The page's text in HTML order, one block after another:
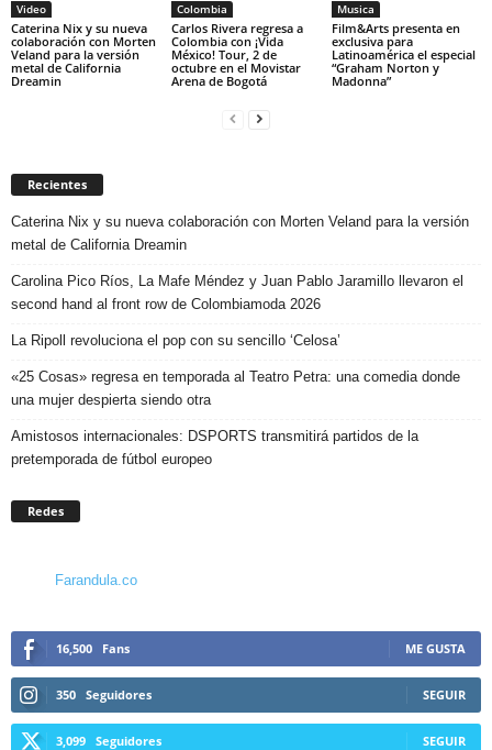
Video
Caterina Nix y su nueva
colaboración con Morten
Veland para la versión
metal de California
Dreamin
Colombia
Carlos Rivera regresa a
Colombia con ¡Vida
México! Tour, 2 de
octubre en el Movistar
Arena de Bogotá
Musica
Film&Arts presenta en
exclusiva para
Latinoamérica el especial
“Graham Norton y
Madonna”
Recientes
Caterina Nix y su nueva colaboración con Morten Veland para la versión
metal de California Dreamin
Carolina Pico Ríos, La Mafe Méndez y Juan Pablo Jaramillo llevaron el
second hand al front row de Colombiamoda 2026
La Ripoll revoluciona el pop con su sencillo ‘Celosa’
«25 Cosas» regresa en temporada al Teatro Petra: una comedia donde
una mujer despierta siendo otra
Amistosos internacionales: DSPORTS transmitirá partidos de la
pretemporada de fútbol europeo
Redes
Farandula.co
16,500 Fans ME GUSTA
350 Seguidores SEGUIR
3,099 Seguidores SEGUIR